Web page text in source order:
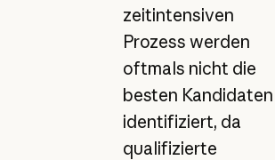
zeitintensiven
Prozess werden
oftmals nicht die
besten Kandidaten
identifiziert, da
qualifizierte